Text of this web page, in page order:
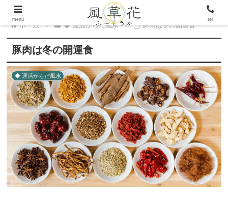
ホーム ◆ 運活からだ風水 豚肉は冬の開運食
豚肉は冬の開運食
◆ 運活からだ風水
menu tel